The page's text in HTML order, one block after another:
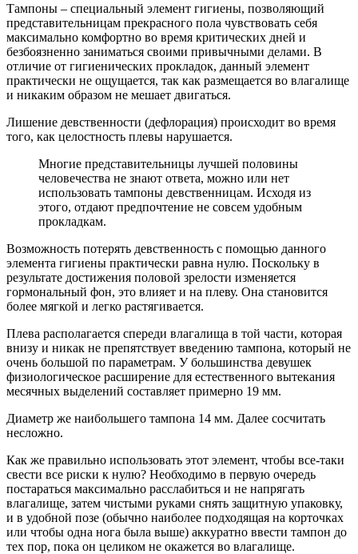
Тампоны – специальный элемент гигиены, позволяющий
представительницам прекрасного пола чувствовать себя
максимально комфортно во время критических дней и
безбоязненно заниматься своими привычными делами. В
отличие от гигиенических прокладок, данный элемент
практически не ощущается, так как размещается во влагалище
и никаким образом не мешает двигаться.
Лишение девственности (дефлорация) происходит во время
того, как целостность плевы нарушается.
Многие представительницы лучшей половины
человечества не знают ответа, можно или нет
использовать тампоны девственницам. Исходя из
этого, отдают предпочтение не совсем удобным
прокладкам.
Возможность потерять девственность с помощью данного
элемента гигиены практически равна нулю. Поскольку в
результате достижения половой зрелости изменяется
гормональный фон, это влияет и на плеву. Она становится
более мягкой и легко растягивается.
Плева располагается спереди влагалища в той части, которая
внизу и никак не препятствует введению тампона, который не
очень большой по параметрам. У большинства девушек
физиологическое расширение для естественного вытекания
месячных выделений составляет примерно 19 мм.
Диаметр же наибольшего тампона 14 мм. Далее сосчитать
несложно.
Как же правильно использовать этот элемент, чтобы все-таки
свести все риски к нулю? Необходимо в первую очередь
постараться максимально расслабиться и не напрягать
влагалище, затем чистыми руками снять защитную упаковку,
и в удобной позе (обычно наиболее подходящая на корточках
или чтобы одна нога была выше) аккуратно ввести тампон до
тех пор, пока он целиком не окажется во влагалище.